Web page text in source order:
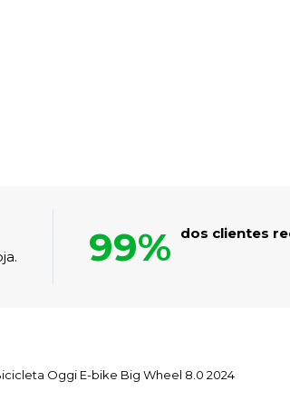
99% dos clientes
Oggi E-bike Big Wheel 8.0 2024